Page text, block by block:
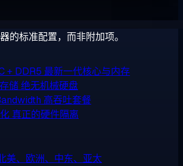
的标准配置，而非附加项。
+ DDR5 最新一代核心与内存
储绝无机械硬盘
高吞吐套餐
真正的硬件隔离
美、欧洲、中东、亚太